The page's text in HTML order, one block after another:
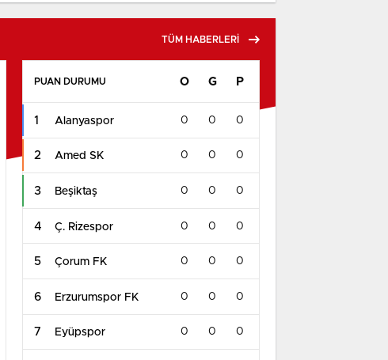
TÜM HABERLERİ
PUAN DURUMU O G P
1 Alanyaspor 0 0 0
2 Amed SK 0 0 0
3 Beşiktaş 0 0 0
4 Ç. Rizespor 0 0 0
5 Çorum FK 0 0 0
6 Erzurumspor FK 0 0 0
7 Eyüpspor 0 0 0